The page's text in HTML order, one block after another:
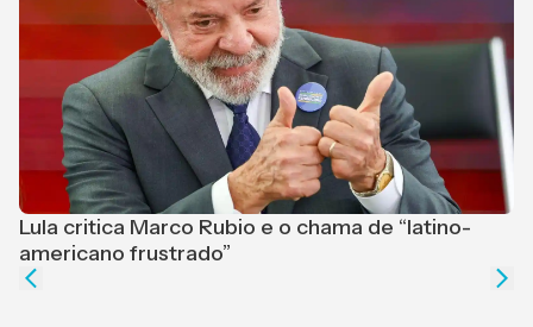
Lula critica Marco Rubio e o chama de “latino-
americano frustrado”